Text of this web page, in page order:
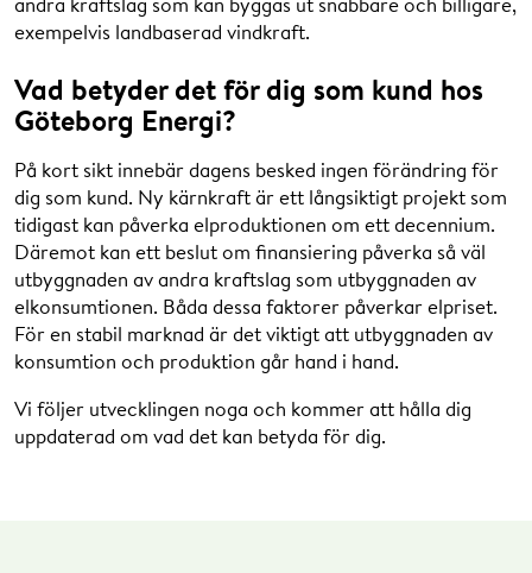
exempelvis landbaserad vindkraft.
Vad betyder det för dig som kund hos
Göteborg Energi?
På kort sikt innebär dagens besked ingen förändring för
dig som kund. Ny kärnkraft är ett långsiktigt projekt som
tidigast kan påverka elproduktionen om ett decennium.
Däremot kan ett beslut om finansiering påverka så väl
utbyggnaden av andra kraftslag som utbyggnaden av
elkonsumtionen. Båda dessa faktorer påverkar elpriset.
För en stabil marknad är det viktigt att utbyggnaden av
konsumtion och produktion går hand i hand.
Vi följer utvecklingen noga och kommer att hålla dig
uppdaterad om vad det kan betyda för dig.